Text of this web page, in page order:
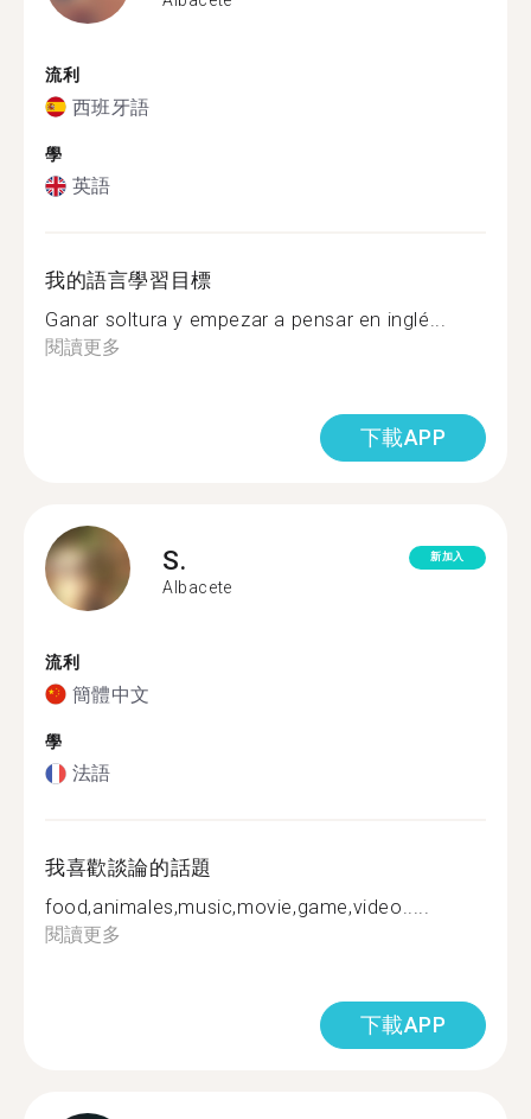
流利
西班牙語
學
英語
我的語言學習目標
Ganar soltura y empezar a pensar en inglé...
閱讀更多
下載APP
S.
Albacete
新加入
流利
簡體中文
學
法語
我喜歡談論的話題
food,animales,music,movie,game,video.....
閱讀更多
下載APP